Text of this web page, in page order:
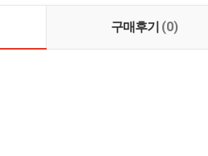
구매후기 (0)